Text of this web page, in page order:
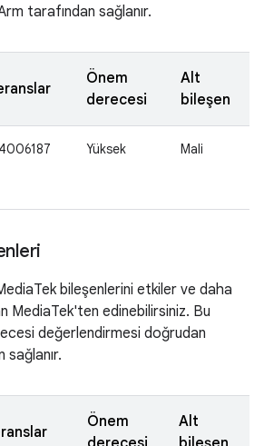
tarafından sağlanır.
Önem
derecesi
Alt
bileşen
Yüksek Mali
bileşenlerini etkiler ve daha
MediaTek'ten edinebilirsiniz. Bu
değerlendirmesi doğrudan
sağlanır.
Önem
Alt